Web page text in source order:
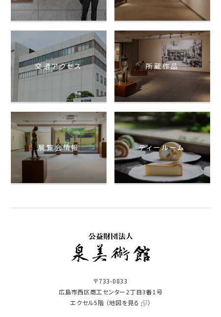
交通アクセス 所蔵作品
展覧会情報 ティールーム
〒733-0833
広島市西区商工センター2丁目3番1号
エクセル5階 （地図を見る ）